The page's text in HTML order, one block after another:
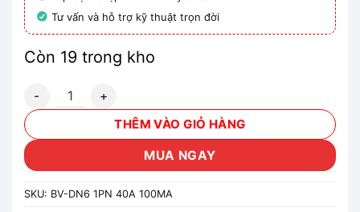
Tư vấn và hỗ trợ kỹ thuật trọn đời
Còn 19 trong kho
CB chống giật Mitsubishi BV-DN6 1PN 40A 100MA 6kA số
THÊM VÀO GIỎ HÀNG
MUA NGAY
SKU: BV-DN6 1PN 40A 100MA